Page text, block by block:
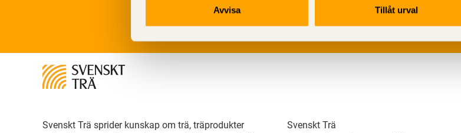
Avvisa Tillåt urval
Svenskt Trä sprider kunskap om trä, träprodukter
Svenskt Trä